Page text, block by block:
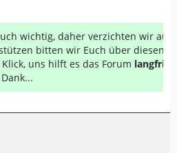
wichtig, daher verzichten wir auf
bitten wir Euch über diesen
uns hilft es das Forum